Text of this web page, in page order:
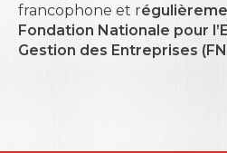
francophone et r
Fondation Nationale pour
Gestion des Entreprises